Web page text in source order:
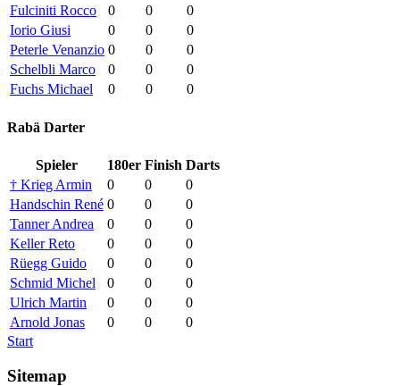
Fulciniti Rocco
0 0
0
Iorio Giusi
0 0
0
Peterle Venanzio 0 0
0
Schelbli Marco
0 0
0
Fuchs Michael
0 0 0
Rabä Darter
Spieler 180er Finish Darts
† Krieg Armin
0 0
0
Handschin René 0 0
0
Tanner Andrea
0 0
0
Keller Reto
0 0
0
Rüegg Guido
0 0
0
Schmid Michel
0 0
0
Ulrich Martin
0 0
0
Arnold Jonas
0 0
0
Start
Sitemap